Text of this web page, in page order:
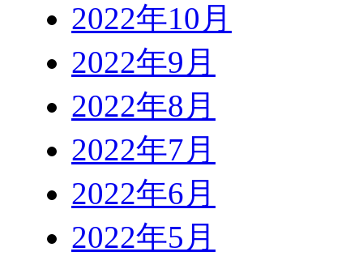
2022年10月
2022年9月
2022年8月
2022年7月
2022年6月
2022年5月